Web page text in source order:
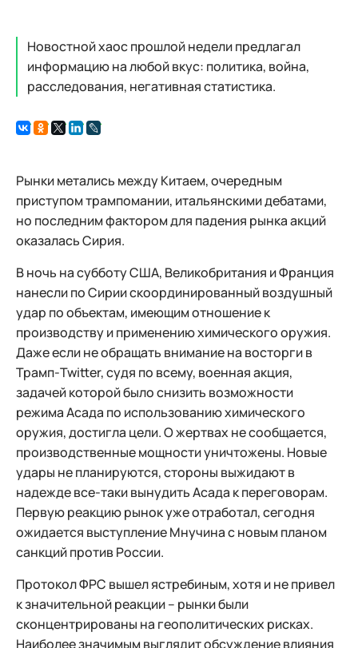
Новостной хаос прошлой недели предлагал
информацию на любой вкус: политика, война,
расследования, негативная статистика.
Рынки метались между Китаем, очередным
приступом трампомании, итальянскими дебатами,
но последним фактором для падения рынка акций
оказалась Сирия.
В ночь на субботу США, Великобритания и Франция
нанесли по Сирии скоординированный воздушный
удар по объектам, имеющим отношение к
производству и применению химического оружия.
Даже если не обращать внимание на восторги в
Трамп-Twitter, судя по всему, военная акция,
задачей которой было снизить возможности
режима Асада по использованию химического
оружия, достигла цели. О жертвах не сообщается,
производственные мощности уничтожены. Новые
удары не планируются, стороны выжидают в
надежде все-таки вынудить Асада к переговорам.
Первую реакцию рынок уже отработал, сегодня
ожидается выступление Мнучина с новым планом
санкций против России.
Протокол ФРС вышел ястребиным, хотя и не привел
к значительной реакции – рынки были
сконцентрированы на геополитических рисках.
Наиболее значимым выглядит обсуждение влияния